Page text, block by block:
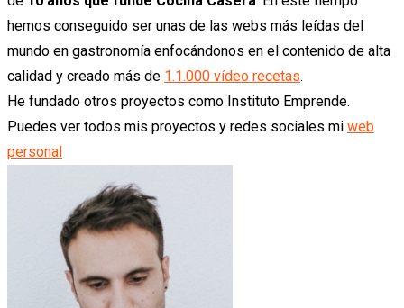
hemos conseguido ser unas de las webs más leídas del
mundo en gastronomía enfocándonos en el contenido de alta
calidad y creado más de 1.1.000 vídeo recetas.
He fundado otros proyectos como Instituto Emprende.
Puedes ver todos mis proyectos y redes sociales mi web
personal